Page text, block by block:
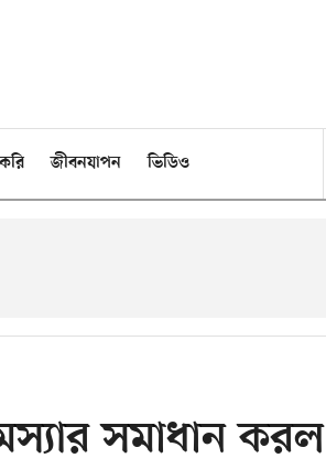
জীবনযাপন ভিডিও
সমাধান করল